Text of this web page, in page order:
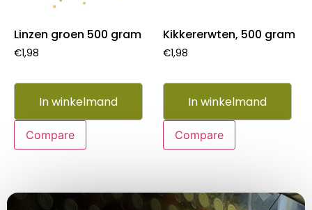
Linzen groen 500 gram
€1,98
In winkelmand
Compare
Kikkererwten, 500 gram
€1,98
In winkelmand
Compare